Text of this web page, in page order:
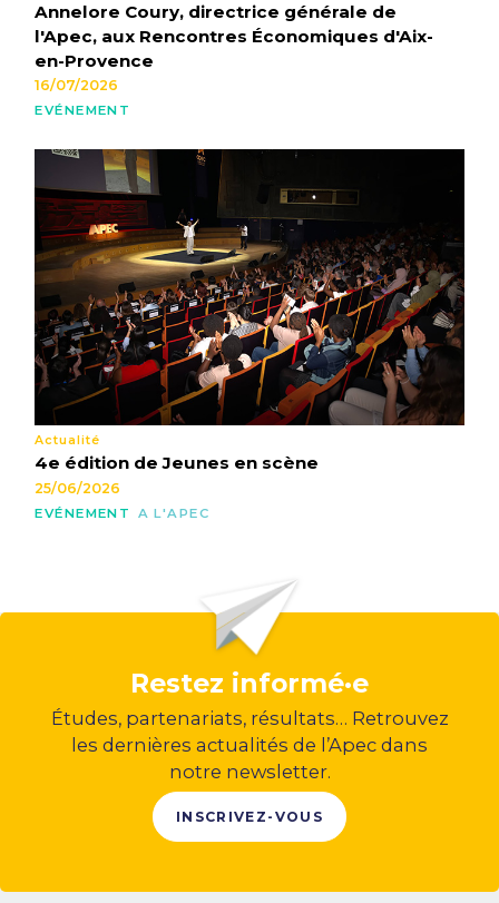
Annelore Coury, directrice générale de
l'Apec, aux Rencontres Économiques d'Aix-
en-Provence
16/07/2026
EVÉNEMENT
Actualité
4e édition de Jeunes en scène
25/06/2026
EVÉNEMENT A L'APEC
Restez informé·e
Études, partenariats, résultats… Retrouvez
les dernières actualités de l’Apec dans
notre newsletter.
INSCRIVEZ-VOUS